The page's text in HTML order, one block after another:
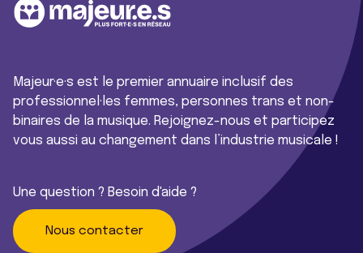
Majeur·e·s est le premier annuaire inclusif des
professionnel·les femmes, personnes trans et non-
binaires de la musique. Rejoignez-nous et participez
vous aussi au changement dans l’industrie musicale !
Une question ? Besoin d'aide ?
Nous contacter